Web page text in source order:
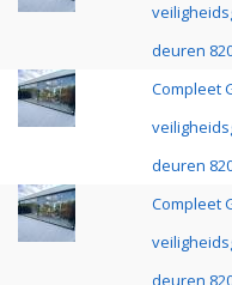
deuren
Compleet
deuren
Compleet
deuren